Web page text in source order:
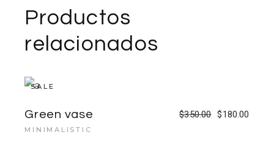
Productos
relacionados
SALE
Green vase $350.00 $180.00
MINIMALISTIC